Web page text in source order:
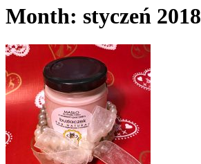
Month: styczeń 2018